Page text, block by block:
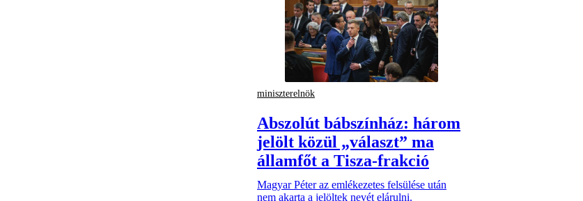
miniszterelnök
Abszolút bábszínház: három
jelölt közül „választ” ma
államfőt a Tisza-frakció
Magyar Péter az emlékezetes felsülése után
nem akarta a jelöltek nevét elárulni.